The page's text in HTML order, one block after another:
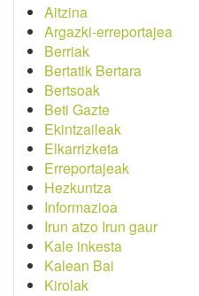
Aitzina
Argazki-erreportajea
Berriak
Bertatik Bertara
Bertsoak
Beti Gazte
Ekintzaileak
Elkarrizketa
Erreportajeak
Hezkuntza
Informazioa
Irun atzo Irun gaur
Kale inkesta
Kalean Bai
Kirolak